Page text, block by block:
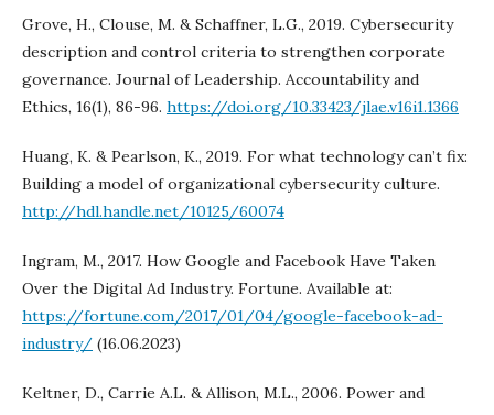
Grove, H., Clouse, M. & Schaffner, L.G., 2019. Cybersecurity
description and control criteria to strengthen corporate
governance. Journal of Leadership. Accountability and
Ethics, 16(1), 86-96. https://doi.org/10.33423/jlae.v16i1.1366
Huang, K. & Pearlson, K., 2019. For what technology can’t fix:
Building a model of organizational cybersecurity culture.
http://hdl.handle.net/10125/60074
Ingram, M., 2017. How Google and Facebook Have Taken
Over the Digital Ad Industry. Fortune. Available at:
https://fortune.com/2017/01/04/google-facebook-ad-
industry/ (16.06.2023)
Keltner, D., Carrie A.L. & Allison, M.L., 2006. Power and